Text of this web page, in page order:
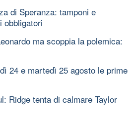
di Speranza: tamponi e
obbligatori
ma scoppia la polemica:
24 e martedì 25 agosto le prime
Ridge tenta di calmare Taylor